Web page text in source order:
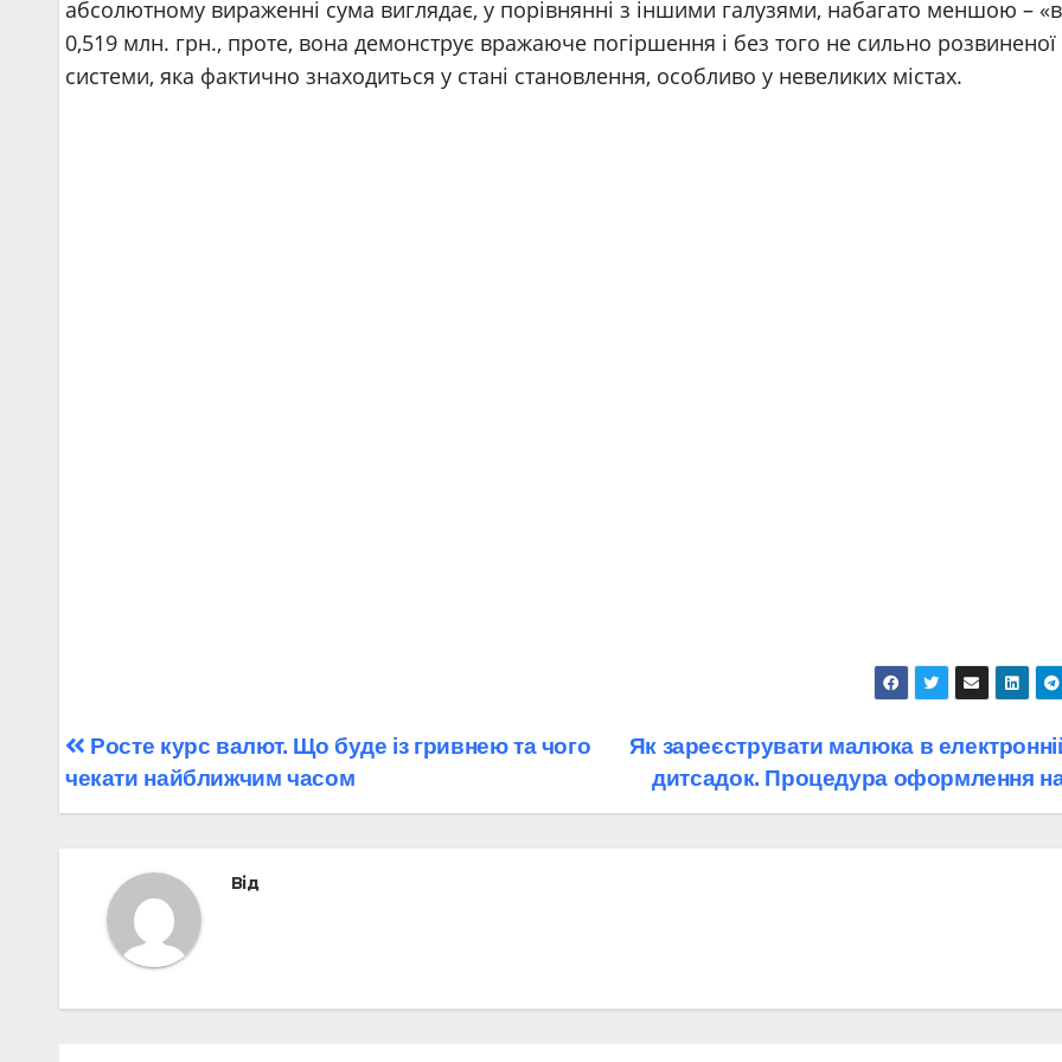
абсолютному вираженні сума виглядає, у порівнянні з іншими галузями, набагато меншою –
0,519 млн. грн., проте, вона демонструє вражаюче погіршення і без того не сильно розвиненої
системи, яка фактично знаходиться у стані становлення, особливо у невеликих містах.
Навігація
записів
Як зареєструвати малюка в
дитсадок. Процедура оформлення на
Росте курс валют. Що буде із гривнею та чого
чекати найближчим часом
Від